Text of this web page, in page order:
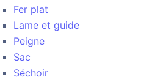
Fer plat
Lame et guide
Peigne
Sac
Séchoir